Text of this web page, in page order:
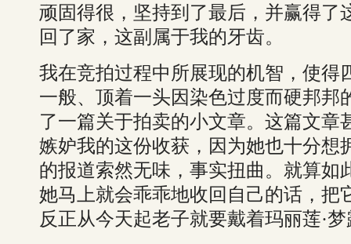
顽固得很，坚持到了最后，并赢得了
回了家，这副属于我的牙齿。
我在竞拍过程中所展现的机智，使得
一般、顶着一头因染色过度而硬邦邦
了一篇关于拍卖的小文章。这篇文章
嫉妒我的这份收获，因为她也十分想
的报道索然无味，事实扭曲。就算如
她马上就会乖乖地收回自己的话，把
反正从今天起老子就要戴着玛丽莲·